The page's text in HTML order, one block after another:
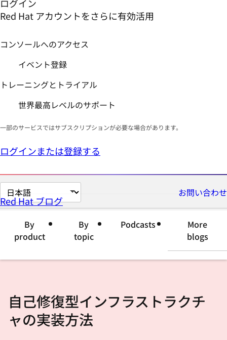
ログイン
Red Hat アカウントをさらに有効活用
コンソールへのアクセス
イベント登録
トレーニングとトライアル
世界最高レベルのサポート
一部のサービスではサブスクリプションが必要な場合があります。
ログインまたは登録する
ペ
ー
語
お問い合わせ
Red Hat ブログ
By
product
By
topic
Podcasts
More
blogs
自己修復型インフラストラクチ
ャの実装方法